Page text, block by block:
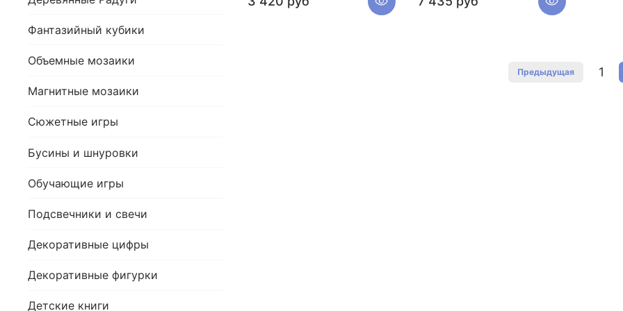
Предыдущая 1
Фантазийный кубики
Объемные мозаики
Магнитные мозаики
Сюжетные игры
Бусины и шнуровки
Обучающие игры
Подсвечники и свечи
Декоративные цифры
Декоративные фигурки
Детские книги